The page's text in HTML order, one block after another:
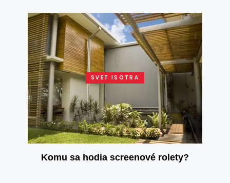
SVET ISOTRA
Komu sa hodia screenové rolety?